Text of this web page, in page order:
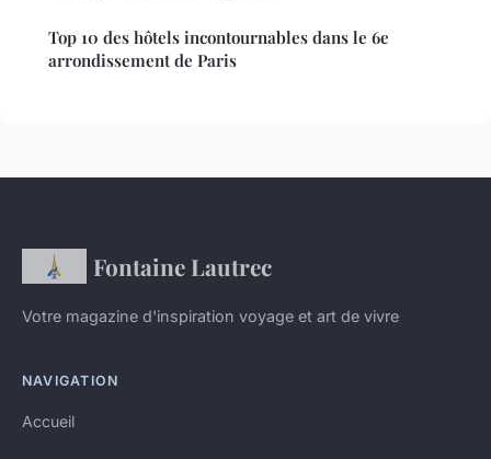
Top 10 des hôtels incontournables dans le 6e
arrondissement de Paris
Fontaine Lautrec
Votre magazine d'inspiration voyage et art de vivre
NAVIGATION
Accueil